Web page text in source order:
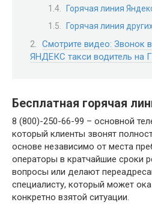
Горячая линия
Горячая линия
Смотрите видео: Звонок
ЯНДЕКС такси водитель на
Бесплатная горячая
8 (800)-250-66-99 – основной
который клиенты звонят
основе независимо от места
операторы в кратчайшие сроки
вопросы или делают
специалисту, который может
конкретно взятой ситуации.